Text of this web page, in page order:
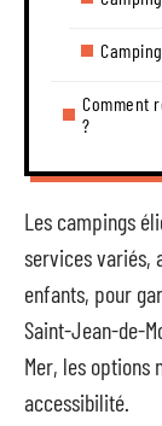
Comment
?
Les campings
services variés,
enfants, pour
Saint-Jean-de-
Mer, les options
accessibilité.